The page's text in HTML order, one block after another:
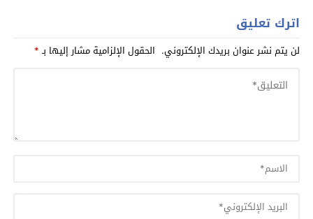
اترك تعليق
لن يتم نشر عنوان بريدك الإلكتروني. الحقول الإلزامية مشار إليها بـ*